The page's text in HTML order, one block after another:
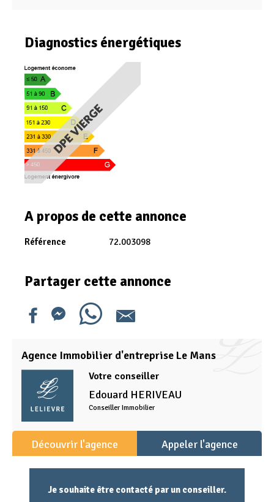
Diagnostics énergétiques
A propos de cette annonce
Référence 72.003098
Partager cette annonce
Agence Immobilier d'entreprise Le Mans
Votre conseiller
Edouard HERIVEAU
Conseiller Immobilier
Découvrir l'agence Appeler l'agence
Je souhaite être contacté par un conseiller.